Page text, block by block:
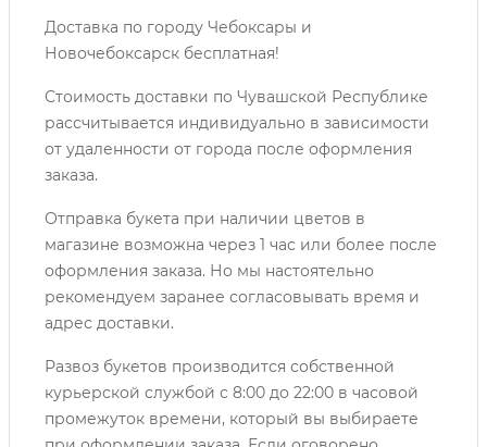
Доставка по городу Чебоксары и
Новочебоксарск бесплатная!
Стоимость доставки по Чувашской Республике
рассчитывается индивидуально в зависимости
от удаленности от города после оформления
заказа.
Отправка букета при наличии цветов в
магазине возможна через 1 час или более после
оформления заказа. Но мы настоятельно
рекомендуем заранее согласовывать время и
адрес доставки.
Развоз букетов производится собственной
курьерской службой с 8:00 до 22:00 в часовой
промежуток времени, который вы выбираете